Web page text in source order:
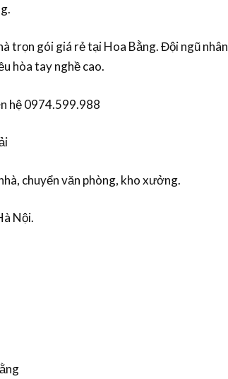
trọn gói giá rẻ tại Hoa Bằng. Đội ngũ nhân
hòa tay nghề cao.
hệ 0974.599.988
chuyển văn phòng, kho xưởng.
Nội.